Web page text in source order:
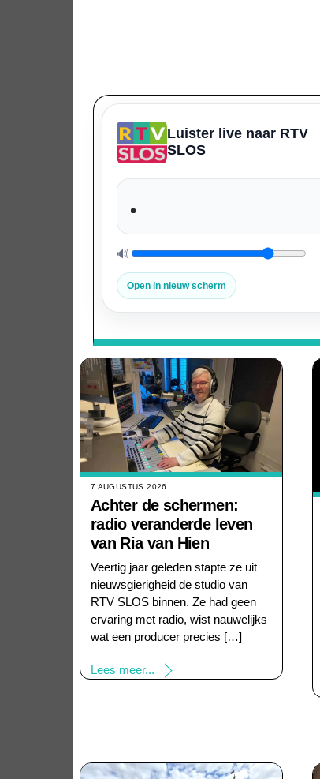
Luister live naar RTV
SLOS
🔊
Volume
Open in nieuw scherm
7 AUGUSTUS 2026
Achter de schermen:
radio veranderde leven
van Ria van Hien
Veertig jaar geleden stapte ze uit
nieuwsgierigheid de studio van
RTV SLOS binnen. Ze had geen
ervaring met radio, wist nauwelijks
wat een producer precies […]
Lees meer...